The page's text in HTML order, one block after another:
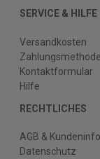
SERVICE & HILFE
Versandkosten
Kontaktformular
Hilfe
RECHTLICHES
AGB &
Datenschutz